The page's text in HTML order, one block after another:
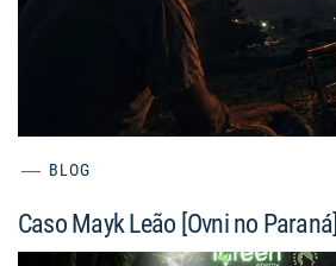
BLOG
Caso Mayk Leão [Ovni no Paraná]